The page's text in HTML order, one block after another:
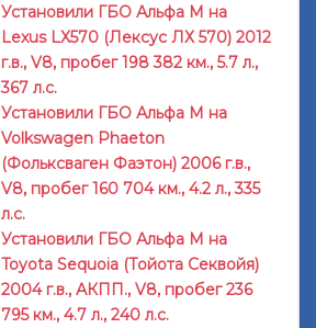
Установили ГБО Альфа М на
Lexus LX570 (Лексус ЛХ 570) 2012
г.в., V8, пробег 198 382 км., 5.7 л.,
367 л.с.
Установили ГБО Альфа М на
Volkswagen Phaeton
(Фольксваген Фаэтон) 2006 г.в.,
V8, пробег 160 704 км., 4.2 л., 335
л.с.
Установили ГБО Альфа М на
Toyota Sequoia (Тойота Секвойя)
2004 г.в., АКПП., V8, пробег 236
795 км., 4.7 л., 240 л.с.